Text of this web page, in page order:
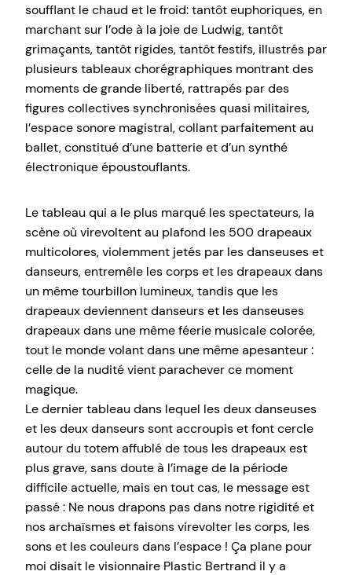
soufflant le chaud et le froid: tantôt euphoriques, en
marchant sur l’ode à la joie de Ludwig, tantôt
grimaçants, tantôt rigides, tantôt festifs, illustrés par
plusieurs tableaux chorégraphiques montrant des
moments de grande liberté, rattrapés par des
figures collectives synchronisées quasi militaires,
l’espace sonore magistral, collant parfaitement au
ballet, constitué d’une batterie et d’un synthé
électronique époustouflants.
Le tableau qui a le plus marqué les spectateurs, la
scène où virevoltent au plafond les 500 drapeaux
multicolores, violemment jetés par les danseuses et
danseurs, entremêle les corps et les drapeaux dans
un même tourbillon lumineux, tandis que les
drapeaux deviennent danseurs et les danseuses
drapeaux dans une même féerie musicale colorée,
tout le monde volant dans une même apesanteur :
celle de la nudité vient parachever ce moment
magique.
Le dernier tableau dans lequel les deux danseuses
et les deux danseurs sont accroupis et font cercle
autour du totem affublé de tous les drapeaux est
plus grave, sans doute à l’image de la période
difficile actuelle, mais en tout cas, le message est
passé : Ne nous drapons pas dans notre rigidité et
nos archaïsmes et faisons virevolter les corps, les
sons et les couleurs dans l’espace ! Ça plane pour
moi disait le visionnaire Plastic Bertrand il y a